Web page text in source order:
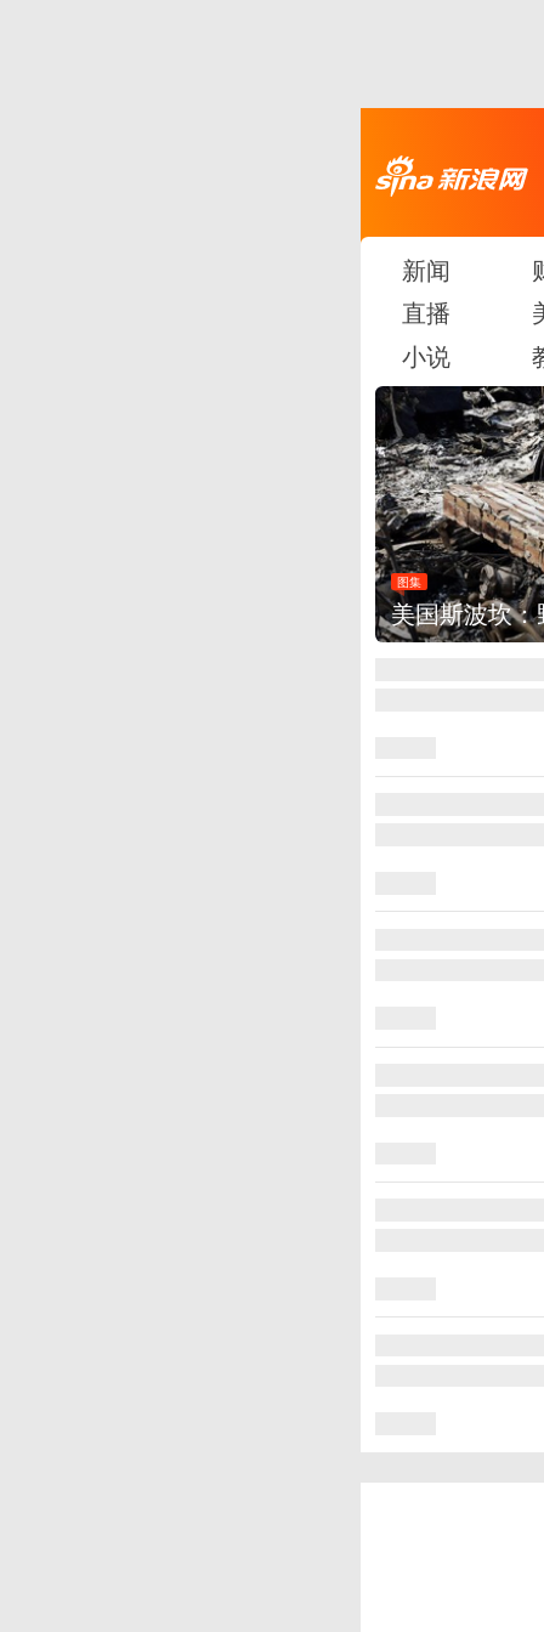
新闻
直播
小说
图集
美国斯波坎